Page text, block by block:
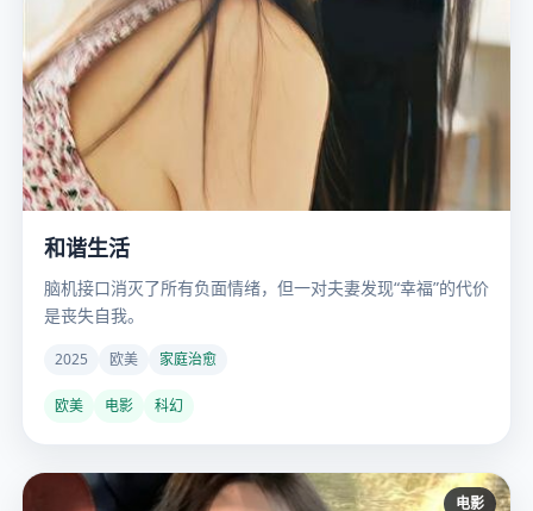
和谐生活
脑机接口消灭了所有负面情绪，但一对夫妻发现“幸福”的代价
是丧失自我。
2025 欧美 家庭治愈
欧美 电影 科幻
电影